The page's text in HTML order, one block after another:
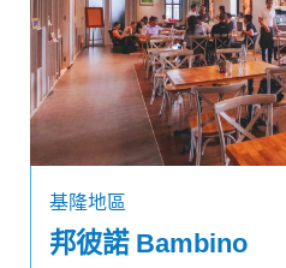
基隆地區
邦彼諾 Bambino